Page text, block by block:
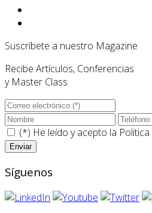
Suscríbete a nuestro Magazine
Recibe Artículos, Conferencias
y Master Class
(*) He leído y acepto la
Síguenos